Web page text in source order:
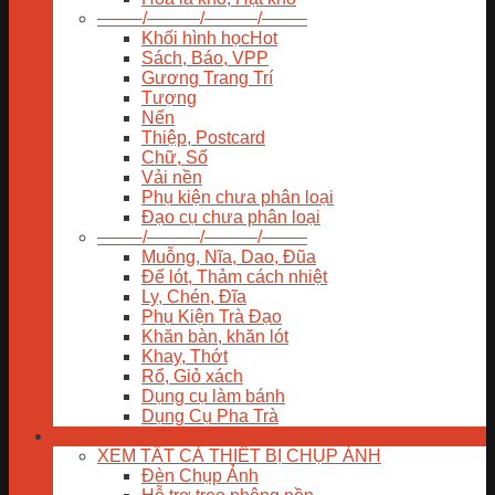
——–/———/———/——–
Khối hình học
Sách, Báo, VPP
Gương Trang Trí
Tượng
Nến
Thiệp, Postcard
Chữ, Số
Vải nền
Phụ kiện chưa phân loại
Đạo cụ chưa phân loại
——–/———/———/——–
Muỗng, Nĩa, Dao, Đũa
Đế lót, Thảm cách nhiệt
Ly, Chén, Đĩa
Phụ Kiện Trà Đạo
Khăn bàn, khăn lót
Khay, Thớt
Rổ, Giỏ xách
Dụng cụ làm bánh
Dụng Cụ Pha Trà
XEM TẤT CẢ THIẾT BỊ CHỤP ẢNH
Đèn Chụp Ảnh